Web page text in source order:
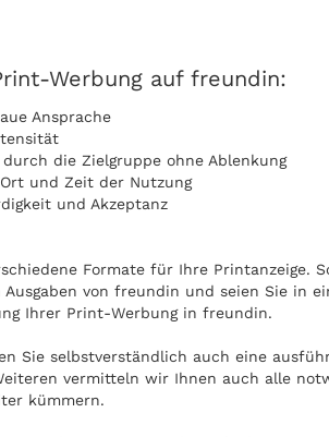
Werbung auf freundin:
Ansprache
die Zielgruppe ohne Ablenkung
und Zeit der Nutzung
und Akzeptanz
Formate für Ihre Printanzeige.
von freundin und seien Sie in
Ihrer Print-Werbung in freundin.
Sie selbstverständlich auch eine
vermitteln wir Ihnen auch alle
kümmern.